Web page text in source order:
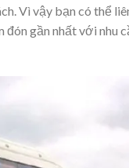
Vì vậy bạn có thể
đón gần nhất với nhu